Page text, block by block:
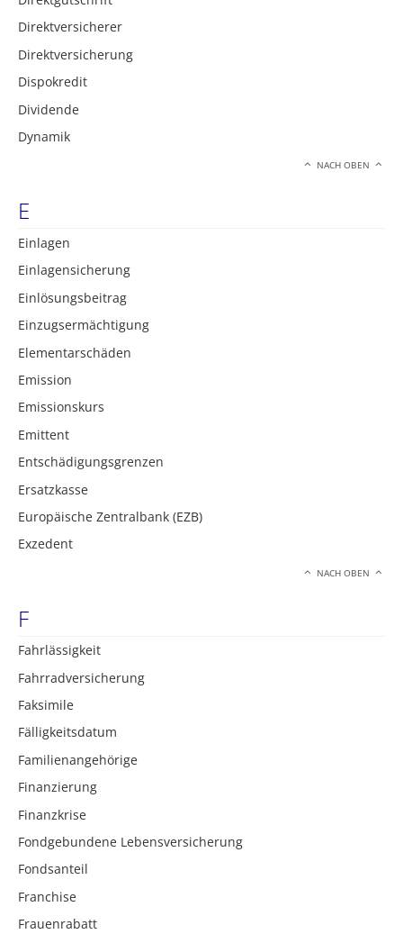
Direktversicherer
Direktversicherung
Dispokredit
Dividende
Dynamik
NACH OBEN
E
Einlagen
Einlagensicherung
Einlösungsbeitrag
Einzugsermächtigung
Elementarschäden
Emission
Emissionskurs
Emittent
Entschädigungsgrenzen
Ersatzkasse
Europäische Zentralbank (EZB)
Exzedent
NACH OBEN
F
Fahrlässigkeit
Fahrradversicherung
Faksimile
Fälligkeitsdatum
Familienangehörige
Finanzierung
Finanzkrise
Fondgebundene Lebensversicherung
Fondsanteil
Franchise
Frauenrabatt